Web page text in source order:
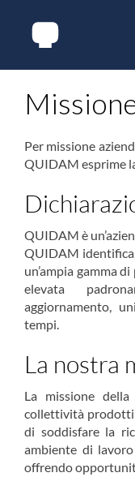
Per missione
QUIDAM esprime
QUIDAM è
QUIDAM
un’ampia gamma
elevata
aggiornamento,
tempi.
La nostra
La missione
collettività prodotti
di soddisfare la
ambiente di
offrendo